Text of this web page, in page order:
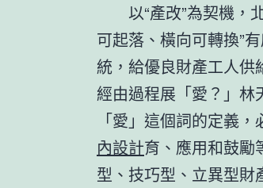
以“產改”為契機，
可起落、橫向可轉換”
統，給優良財產工人供
經由過程展「愛？」林
「愛」這個詞的定義
內設計育、應用和鼓勵
型、技巧型、立異型財